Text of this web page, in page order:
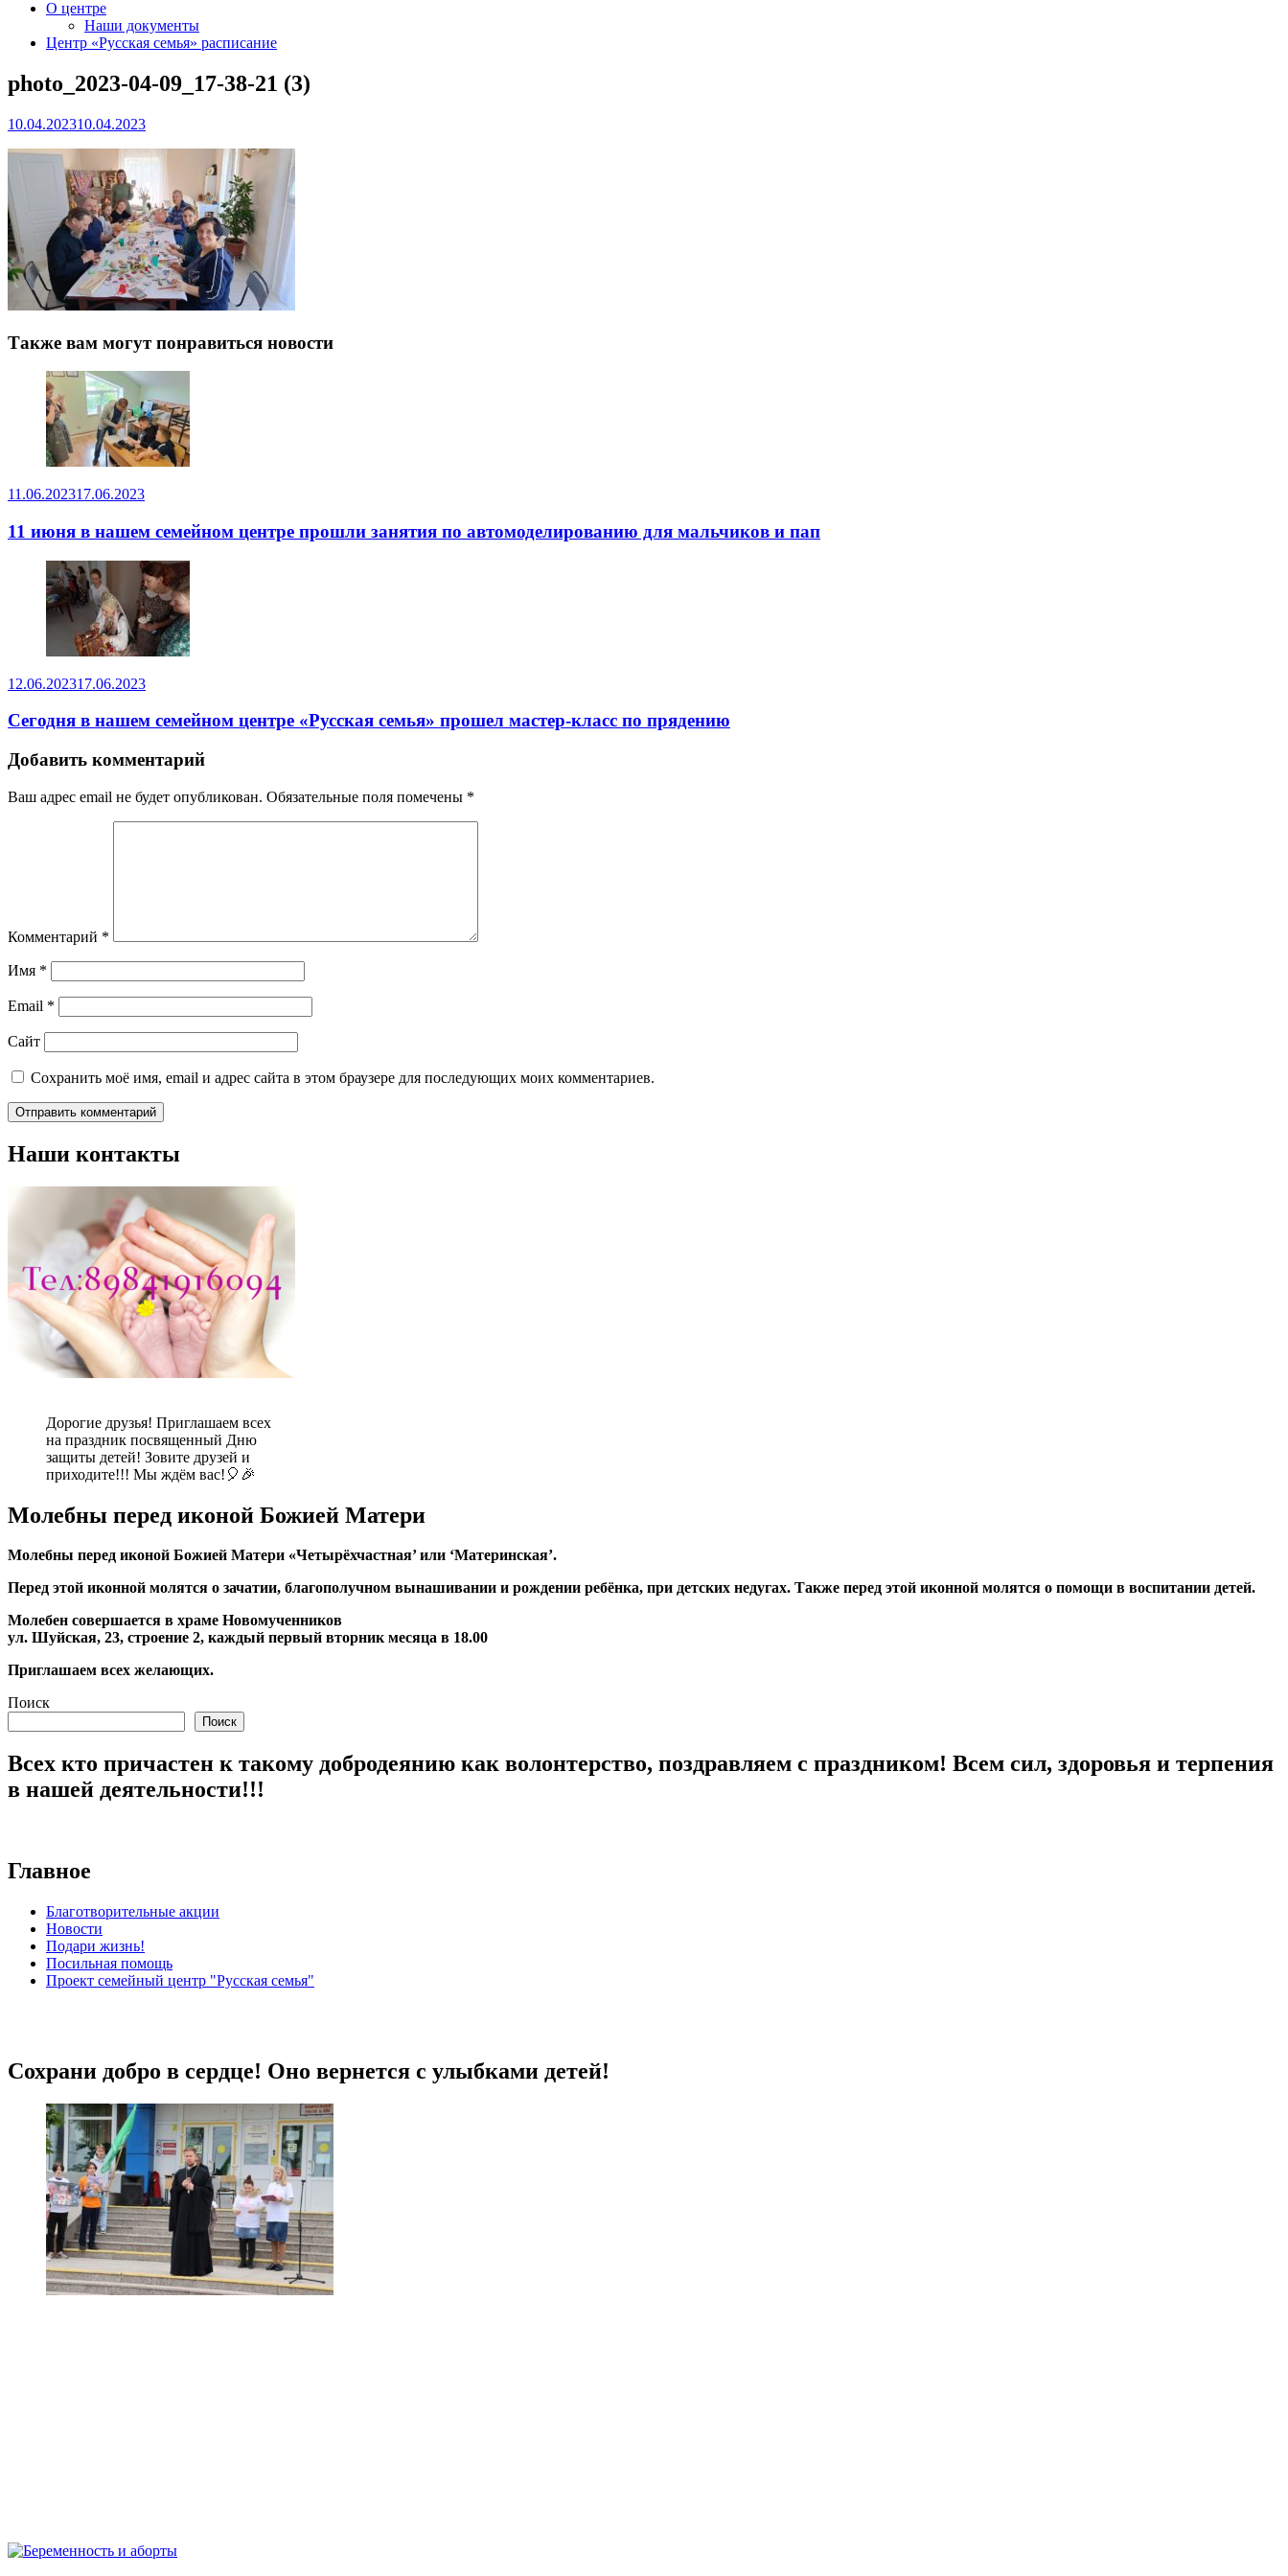
О центре
Наши документы
Центр «Русская семья» расписание
photo_2023-04-09_17-38-21 (3)
10.04.202310.04.2023
Также вам могут понравиться новости
11.06.202317.06.2023
11 июня в нашем семейном центре прошли занятия по автомоделированию для мальчиков и пап
12.06.202317.06.2023
Сегодня в нашем семейном центре «Русская семья» прошел мастер-класс по прядению
Добавить комментарий
Ваш адрес email не будет опубликован. Обязательные поля помечены *
Комментарий *
Имя *
Email *
Сайт
Сохранить моё имя, email и адрес сайта в этом браузере для последующих моих комментариев.
Наши контакты
Дорогие друзья! Приглашаем всех
на праздник посвященный Дню
защиты детей! Зовите друзей и
приходите!!! Мы ждём вас!🎈🎉
Молебны перед иконой Божией Матери
Молебны перед иконой Божией Матери «Четырёхчастная’ или ‘Материнская’.
Перед этой иконной молятся о зачатии, благополучном вынашивании и рождении ребёнка, при детских недугах. Также перед этой иконной молятся о помощи в воспитании детей.
Молебен совершается в храме Новомученников
ул. Шуйская, 23, строение 2, каждый первый вторник месяца в 18.00
Приглашаем всех желающих.
Поиск
Поиск
Всех кто причастен к такому добродеянию как волонтерство, поздравляем с праздником! Всем сил, здоровья и терпения
в нашей деятельности!!!
Главное
Благотворительные акции
Новости
Подари жизнь!
Посильная помощь
Проект семейный центр "Русская семья"
Сохрани добро в сердце! Оно вернется с улыбками детей!